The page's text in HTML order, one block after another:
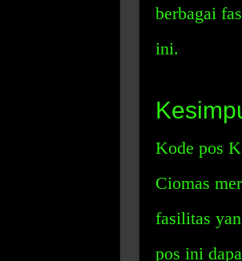
berbagai
ini.
Kode pos
Ciomas
fasilitas
pos ini